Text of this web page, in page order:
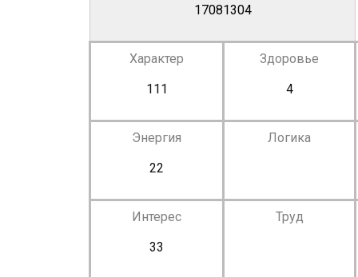
17081304
Характер
111
Здоровье
4
Энергия
22
Логика
Интерес
33
Труд